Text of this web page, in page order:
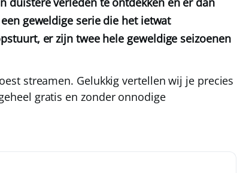
geweldige serie die het ietwat
er zijn twee hele geweldige seizoenen
streamen. Gelukkig vertellen wij je precies
gratis en zonder onnodige